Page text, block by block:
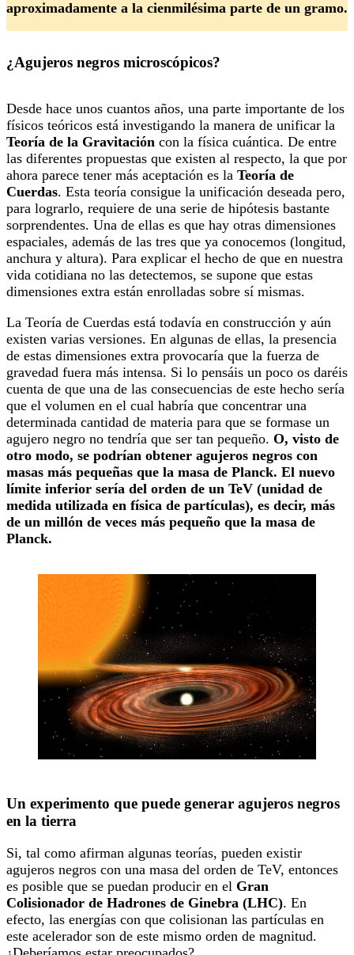
aproximadamente a la cienmilésima parte de un gramo.
¿Agujeros negros microscópicos?
Desde hace unos cuantos años, una parte importante de los
físicos teóricos está investigando la manera de unificar la
Teoría de la Gravitación con la física cuántica. De entre
las diferentes propuestas que existen al respecto, la que por
ahora parece tener más aceptación es la Teoría de
Cuerdas. Esta teoría consigue la unificación deseada pero,
para lograrlo, requiere de una serie de hipótesis bastante
sorprendentes. Una de ellas es que hay otras dimensiones
espaciales, además de las tres que ya conocemos (longitud,
anchura y altura). Para explicar el hecho de que en nuestra
vida cotidiana no las detectemos, se supone que estas
dimensiones extra están enrolladas sobre sí mismas.
La Teoría de Cuerdas está todavía en construcción y aún
existen varias versiones. En algunas de ellas, la presencia
de estas dimensiones extra provocaría que la fuerza de
gravedad fuera más intensa. Si lo pensáis un poco os daréis
cuenta de que una de las consecuencias de este hecho sería
que el volumen en el cual habría que concentrar una
determinada cantidad de materia para que se formase un
agujero negro no tendría que ser tan pequeño. O, visto de
otro modo, se podrían obtener agujeros negros con
masas más pequeñas que la masa de Planck. El nuevo
límite inferior sería del orden de un TeV (unidad de
medida utilizada en física de partículas), es decir, más
de un millón de veces más pequeño que la masa de
Planck.
Un experimento que puede generar agujeros negros
en la tierra
Si, tal como afirman algunas teorías, pueden existir
agujeros negros con una masa del orden de TeV, entonces
es posible que se puedan producir en el Gran
Colisionador de Hadrones de Ginebra (LHC). En
efecto, las energías con que colisionan las partículas en
este acelerador son de este mismo orden de magnitud.